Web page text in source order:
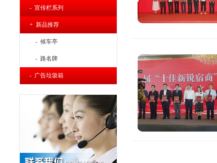
- 宣传栏系列
+ 新品推荐
- 候车亭
- 路名牌
- 广告垃圾箱